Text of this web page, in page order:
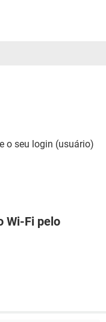
o seu login (usuário)
Wi-Fi pelo